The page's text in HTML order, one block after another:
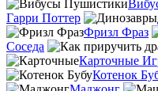
Гарри Поттер
Фризл Фраз
Соседа
Карточные
Котенок